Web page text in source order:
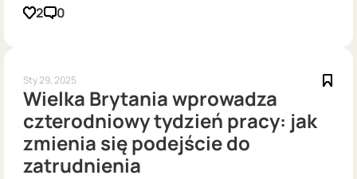
2 0
Sty 29, 2025
Wielka Brytania wprowadza
czterodniowy tydzień pracy: jak
zmienia się podejście do
zatrudnienia